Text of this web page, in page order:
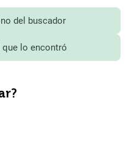
del buscador
que lo encontró